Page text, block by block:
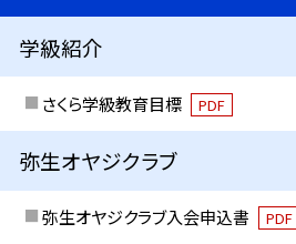
学級紹介
さくら学級教育目標 PDF
弥生オヤジクラブ
弥生オヤジクラブ入会申込書 PDF